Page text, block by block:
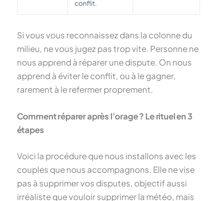
conflit.
Si vous vous reconnaissez dans la colonne du
milieu, ne vous jugez pas trop vite. Personne ne
nous apprend à réparer une dispute. On nous
apprend à éviter le conflit, ou à le gagner,
rarement à le refermer proprement.
Comment réparer après l’orage ? Le rituel en 3
étapes
Voici la procédure que nous installons avec les
couples que nous accompagnons. Elle ne vise
pas à supprimer vos disputes, objectif aussi
irréaliste que vouloir supprimer la météo, mais